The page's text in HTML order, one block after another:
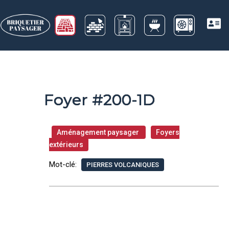
Foyer #200-1D
Aménagement paysager
Foyers
extérieurs
Mot-clé: PIERRES VOLCANIQUES